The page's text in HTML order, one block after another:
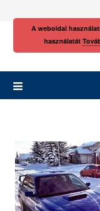
A weboldal
használatát